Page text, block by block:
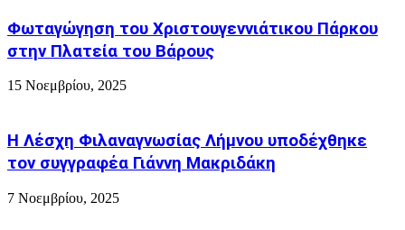
χρησιμοποιηθούν...
πολίτες
δεύτερης
κατηγορίας.
Επάρχου
Φωταγώγηση του Χριστουγεννιάτικου Πάρκου
στην Πλατεία του Βάρους
15 Νοεμβρίου, 2025
Η Λέσχη Φιλαναγνωσίας Λήμνου υποδέχθηκε
τον συγγραφέα Γιάννη Μακριδάκη
7 Νοεμβρίου, 2025